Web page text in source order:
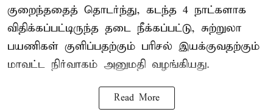
குறைந்ததைத் தொடர்ந்து, கடந்த 4 நாட்களாக
விதிக்கப்பட்டிருந்த தடை நீக்கப்பட்டு, சுற்றுலா
பயணிகள் குளிப்பதற்கும் பரிசல் இயக்குவதற்கும்
மாவட்ட நிர்வாகம் அனுமதி வழங்கியது.
Read More